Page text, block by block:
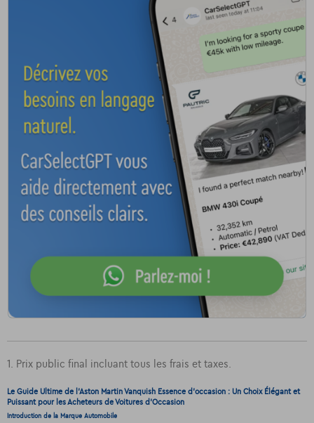
1. Prix public final incluant tous les frais et taxes.
Le Guide Ultime de l'Aston Martin Vanquish Essence d'occasion : Un Choix Élégant et
Puissant pour les Acheteurs de Voitures d'Occasion
Introduction de la Marque Automobile